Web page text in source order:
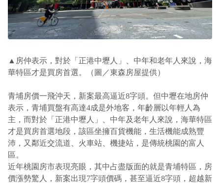
▲ 房仲表示，對於「正港中壢人」、中年和老年人來說，海
華特區才是買房首選。（圖／東森房屋提供）
青埔房價一飛沖天，新案最高逼近8字頭。但中壢在地房仲
表示，青埔買盤有高達4成是外地客，年齡層以年輕人為
主，而對於「正港中壢人」、中年及老年人來說，海華特區
才是買房首選地段，該區坐擁百貨機能，生活機能成熟豐
沛，又鄰近交流道、火車站、機捷站，是傳統桃園的富人
區。
近年桃園房市表現亮眼，其中占盡版面的就是青埔特區，房
價漲勢驚人，新案出現7字頭價碼，甚至逼近8字頭，超越新